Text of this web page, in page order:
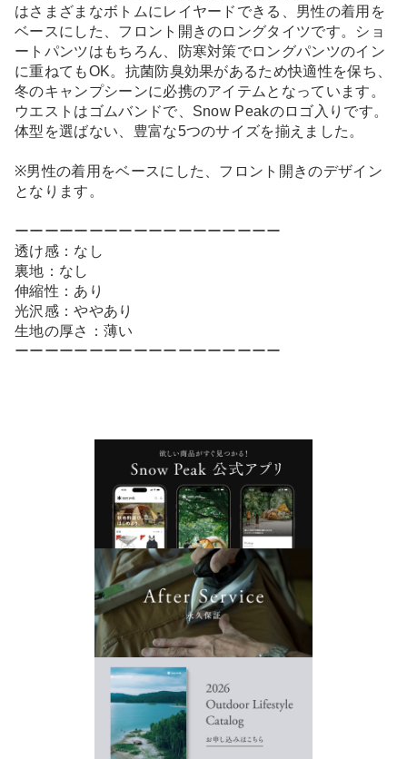
はさまざまなボトムにレイヤードできる、男性の着用を
ベースにした、フロント開きのロングタイツです。ショ
ートパンツはもちろん、防寒対策でロングパンツのイン
に重ねてもOK。抗菌防臭効果があるため快適性を保ち、
冬のキャンプシーンに必携のアイテムとなっています。
ウエストはゴムバンドで、Snow Peakのロゴ入りです。
体型を選ばない、豊富な5つのサイズを揃えました。
※男性の着用をベースにした、フロント開きのデザイン
となります。
ーーーーーーーーーーーーーーーーーー
透け感：なし
裏地：なし
伸縮性：あり
光沢感：ややあり
生地の厚さ：薄い
ーーーーーーーーーーーーーーーーーー